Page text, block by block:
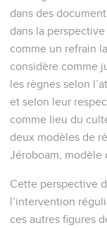
dans des
dans la
comme un refrain
considère comme
les règnes selon
et selon leur
comme lieu du
deux modèles de
Jéroboam, modèle
Cette perspective
l’intervention
ces autres figures